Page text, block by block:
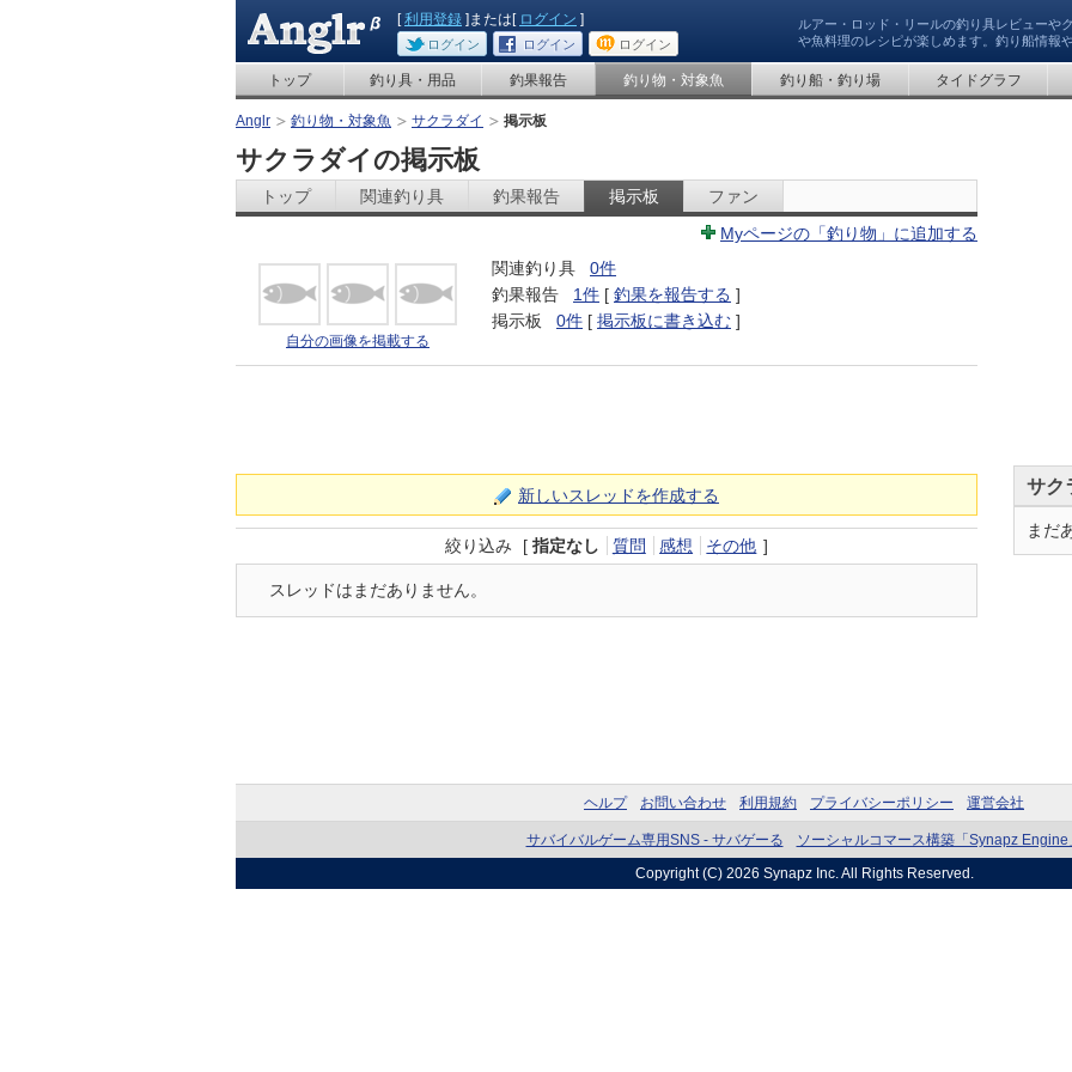
ルアー・ロッド・リールの釣り具レビューや
や魚料理のレシピが楽しめます。釣り船情報
[利用登録 ]または[ ログイン ]
ログイン ログイン ログイン
トップ 釣り具・用品 釣果報告 釣り物・対象魚 釣り船・釣り場 タイドグラフ
Anglr 釣り物・対象魚 サクラダイ 掲示板
サクラダイの掲示板
トップ 関連釣り具 釣果報告 掲示板
ファン
Myページの「釣り物」に追加する
自分の画像を掲載する
関連釣り具
0件
釣果報告
1件 [ 釣果を報告する ]
掲示板
0件 [ 掲示板に書き込む ]
新しいスレッドを作成する
絞り込み [ 指定なし 質問 感想 その他 ]
スレッドはまだありません。
サク
まだ
ヘルプ お問い合わせ 利用規約 プライバシーポリシー 運営会社
サバイバルゲーム専用SNS - サバゲーる
ソーシャルコマース構築「Synapz Engine
Copyright (C) 2026 Synapz Inc.All Rights Reserved.